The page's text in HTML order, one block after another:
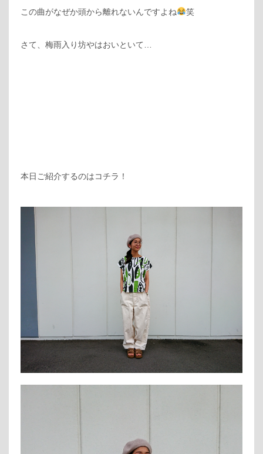
この曲がなぜか頭から離れないんですよね 笑
さて、梅雨入り坊やはおいといて…
本日ご紹介するのはコチラ！